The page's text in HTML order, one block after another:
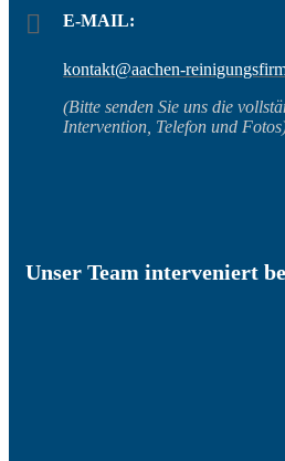
E-MAIL:
kontakt@aachen-
(Bitte senden Sie uns die
Intervention, Telefon und
Unser Team interveniert